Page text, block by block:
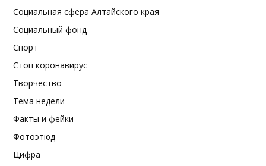
Социальная сфера Алтайского края
Социальный фонд
Спорт
Стоп коронавирус
Творчество
Тема недели
Факты и фейки
Фотоэтюд
Цифра